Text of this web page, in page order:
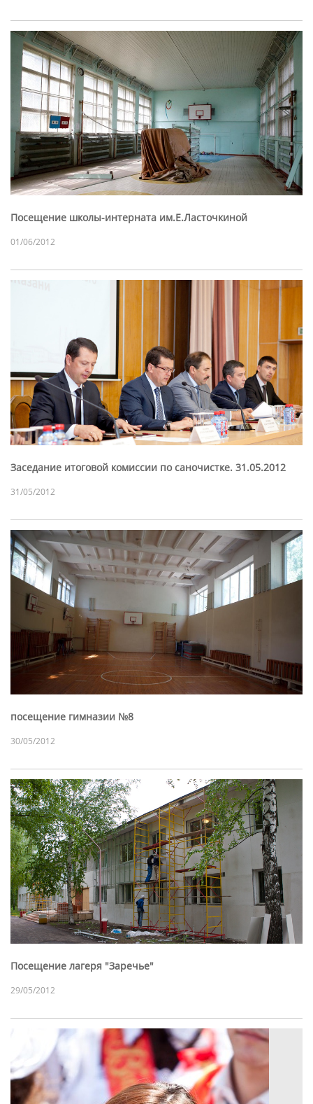
Посещение школы-интерната им.Е.Ласточкиной
01/06/2012
Заседание итоговой комиссии по саночистке. 31.05.2012
31/05/2012
посещение гимназии №8
30/05/2012
Посещение лагеря "Заречье"
29/05/2012